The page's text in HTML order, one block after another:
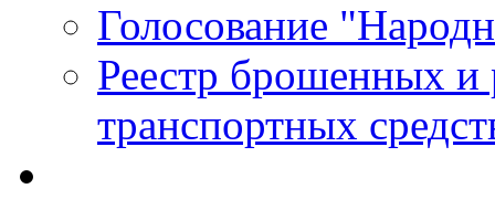
Голосование
Реестр брошенных и
транспортных